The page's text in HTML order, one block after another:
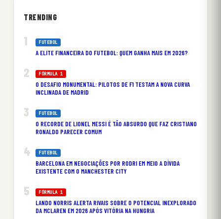
TRENDING
FUTEBOL
A ELITE FINANCEIRA DO FUTEBOL: QUEM GANHA MAIS EM 2026?
FÓRMULA 1
O DESAFIO MONUMENTAL: PILOTOS DE F1 TESTAM A NOVA CURVA
INCLINADA DE MADRID
FUTEBOL
O RECORDE DE LIONEL MESSI É TÃO ABSURDO QUE FAZ CRISTIANO
RONALDO PARECER COMUM
FUTEBOL
BARCELONA EM NEGOCIAÇÕES POR RODRI EM MEIO A DÍVIDA
EXISTENTE COM O MANCHESTER CITY
FÓRMULA 1
LANDO NORRIS ALERTA RIVAIS SOBRE O POTENCIAL INEXPLORADO
DA MCLAREN EM 2026 APÓS VITÓRIA NA HUNGRIA